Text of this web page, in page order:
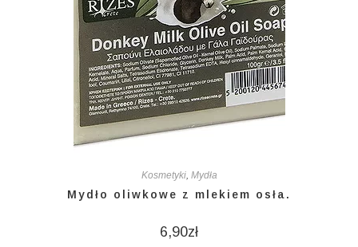
Kosmetyki, Mydła
Mydło oliwkowe z mlekiem osła.
6,90zł